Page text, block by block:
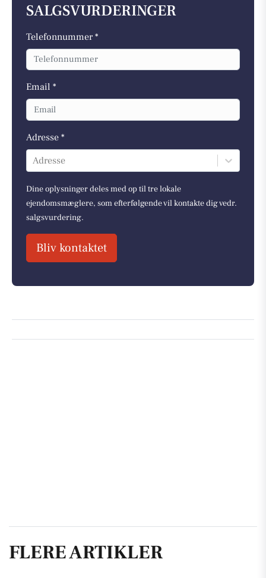
SALGSVURDERINGER
Telefonnummer *
Email *
Adresse *
Adresse
Dine oplysninger deles med op til tre lokale
ejendomsmæglere, som efterfølgende vil kontakte dig vedr.
salgsvurdering.
Bliv kontaktet
FLERE ARTIKLER